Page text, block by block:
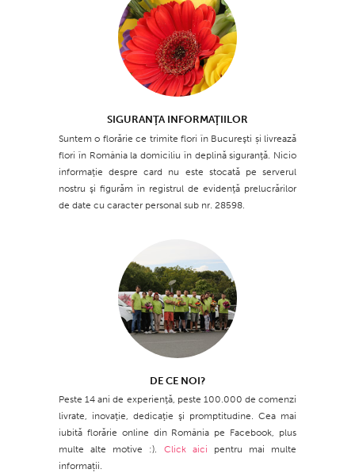
SIGURANŢA INFORMAŢIILOR
Suntem o florărie ce trimite flori în Bucureşti și livrează
flori în România la domiciliu în deplină siguranţă. Nicio
informaţie despre card nu este stocată pe serverul
nostru şi figurăm în registrul de evidenţă prelucrărilor
de date cu caracter personal sub nr. 28598.
DE CE NOI?
Peste 14 ani de experienţă, peste 100.000 de comenzi
livrate, inovaţie, dedicaţie şi promptitudine. Cea mai
iubită florărie online din România pe Facebook, plus
multe alte motive :). Click aici pentru mai multe
informații.